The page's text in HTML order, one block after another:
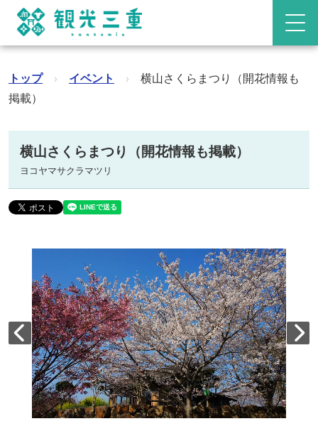
トップ › イベント ›
横山さくらまつり（開花情報も
掲載）
横山さくらまつり（開花情報も掲載）
ヨコヤマサクラマツリ